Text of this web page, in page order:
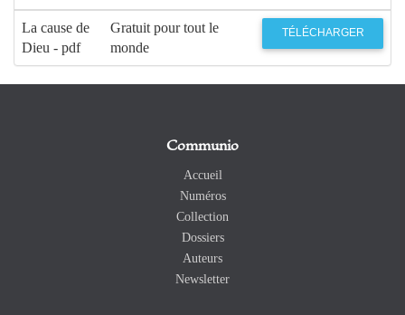
La cause de
Dieu - pdf
Gratuit pour tout le
monde
TÉLÉCHARGER
Communio
Accueil
Numéros
Collection
Dossiers
Auteurs
Newsletter